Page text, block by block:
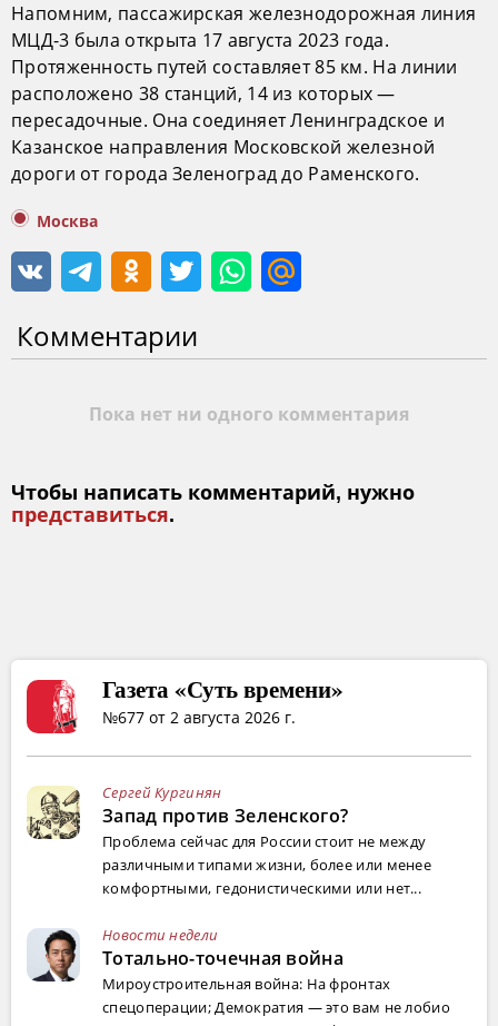
Напомним, пассажирская железнодорожная линия
МЦД-3 была открыта 17 августа 2023 года.
Протяженность путей составляет 85 км. На линии
расположено 38 станций, 14 из которых —
пересадочные. Она соединяет Ленинградское и
Казанское направления Московской железной
дороги от города Зеленоград до Раменского.
Москва
Комментарии
Пока нет ни одного комментария
Чтобы написать комментарий, нужно
представиться.
Газета «Суть времени»
№677 от 2 августа 2026 г.
Сергей Кургинян
Запад против Зеленского?
Проблема сейчас для России стоит не между
различными типами жизни, более или менее
комфортными, гедонистическими или нет...
Новости недели
Тотально-точечная война
Мироустроительная война: На фронтах
спецоперации; Демократия — это вам не лобио